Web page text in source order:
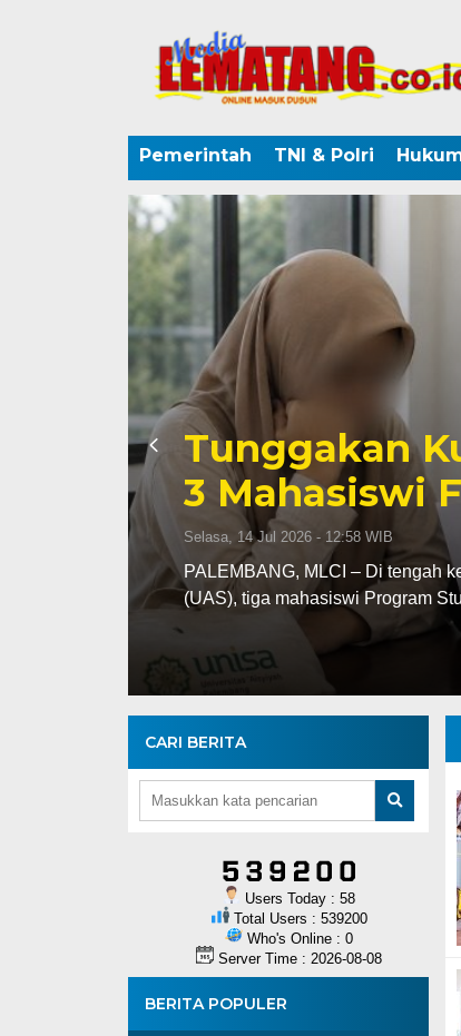
Pemerintah TNI & Polri
Tunggakan
3 Mahasiswi
Selasa, 14 Jul 2026 - 12:58 WIB
PALEMBANG, MLCI – Di tengah
(UAS), tiga mahasiswi Program
CARI BERITA
Users Today : 58
Total Users : 539200
Who's Online : 0
Server Time : 2026-08-08
BERITA POPULER